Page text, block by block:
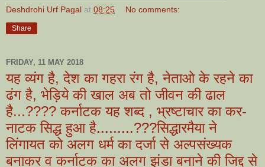
Deshdrohi Urf Pagal at 08:25 No comments:
Share
FRIDAY, 11 MAY 2018
यह व्यंग है, देश का गहरा रंग है, नेताओ के रहने का
ढंग है, भेड़िये की खाल अब तो जीवन की ढाल
है...???? कर्नाटक यह शब्द , भ्रष्टाचार का कर-
नाटक सिद्ध हुआ है.........???सिद्धारमैया ने
लिंगायत को अलग धर्म का दर्जा से अल्पसंख्यक
बनाकर व कर्नाटक का अलग झंडा बनाने की जिद्द से